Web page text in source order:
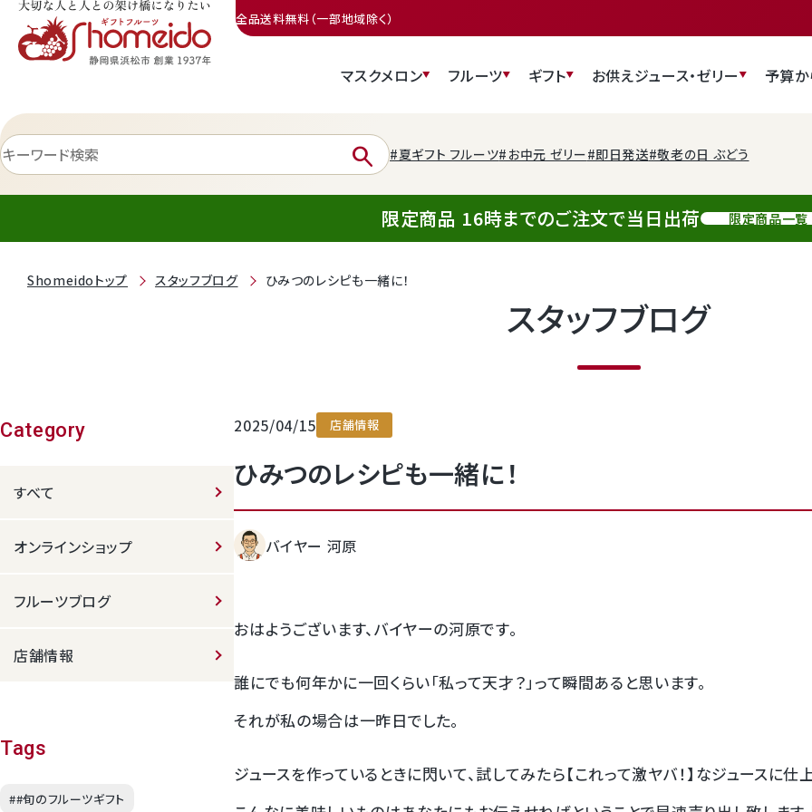
全品送料無料（一部地域除く）
マスクメロン フルーツ ギフト お供えジュース・ゼリー 予算
search #夏ギフト フルーツ#お中元 ゼリー#即日発送#敬老の日 ぶどう
三ヶ日みかん
クラウンメロンゼリー
温室みかん(ハウスみかん)
梨
限定商品 16時までのご注文で当日出荷 限定商品一覧
Shomeidoトップ スタッフブログ ひみつのレシピも一緒に！
スタッフブログ
2025/04/15 店舗情報
ひみつのレシピも一緒に！
バイヤー 河原
おはようございます、バイヤーの河原です。
誰にでも何年かに一回くらい「私って天才？」って瞬間あると思います。
それが私の場合は一昨日でした。
ジュースを作っているときに閃いて、試してみたら【これって激ヤバ！】なジュースに仕
Category
すべて
オンラインショップ
フルーツブログ
店舗情報
Tags
##旬のフルーツギフト